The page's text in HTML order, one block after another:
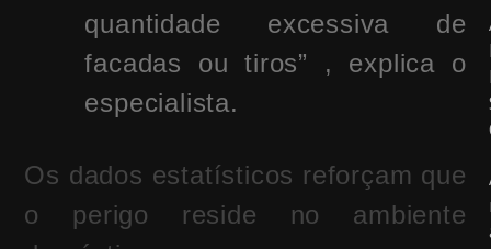
quantidade excessiva de
facadas ou tiros” , explica o
especialista.
Os dados estatísticos reforçam que
o perigo reside no ambiente